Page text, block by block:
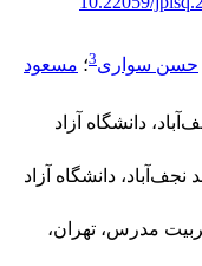
حسن سواری3؛ مسعود
دانشگاه آزاد
دانشگاه آزاد
مدرس، تهران،